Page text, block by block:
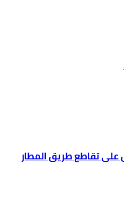
على تقاطع طريق المطار